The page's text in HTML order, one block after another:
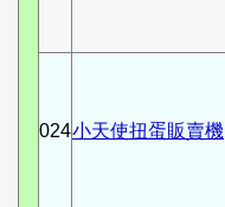
024小天使扭蛋販賣機